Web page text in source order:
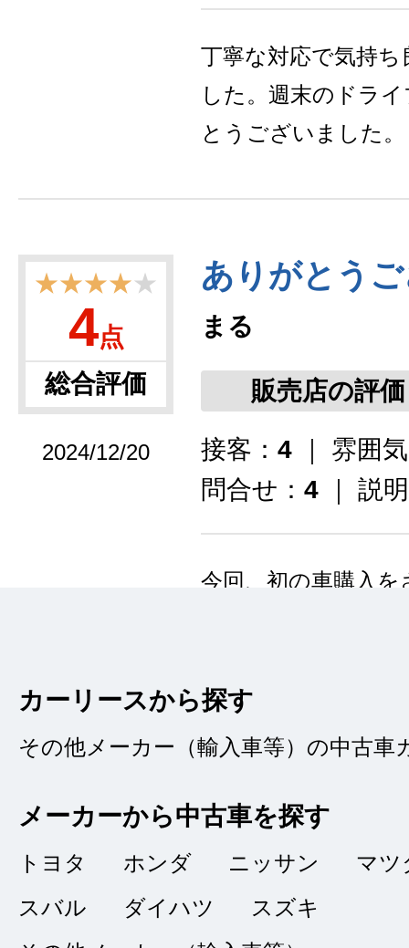
丁寧な対応で気持
した。週末のドラ
とうございました。
★★★★★
4点
総合評価
2024/12/20
ありがとう
まる
販売店の評価
接客： 4 ｜ 雰囲
問合せ： 4 ｜ 説
今回、初の車購入
も迅速にご対応い
した。
4 点
タイトルなし
カーリースから探す
その他メーカー（輸入車等）の中古車
メーカーから中古車を探す
トヨタ ホンダ ニッサン
マツ
スバル
ダイハツ
スズキ